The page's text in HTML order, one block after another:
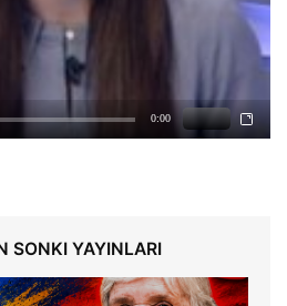
SONKI YAYINLARI